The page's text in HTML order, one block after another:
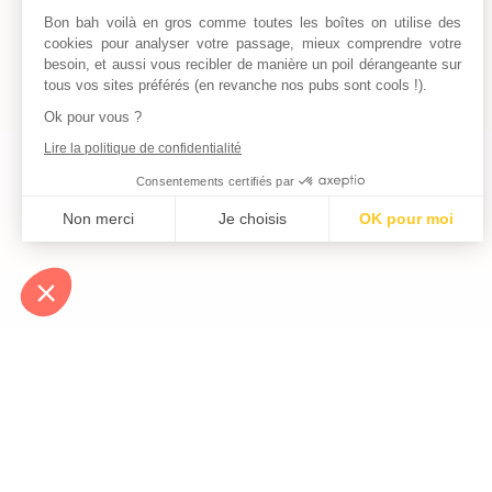
Bon bah voilà en gros comme toutes les boîtes on utilise des
cookies pour analyser votre passage, mieux comprendre votre
besoin, et aussi vous recibler de manière un poil dérangeante sur
tous vos sites préférés (en revanche nos pubs sont cools !).
Ok pour vous ?
Lire la politique de confidentialité
Consentements certifiés par
Non merci Je choisis
OK pour moi
Notre plateforme vous permet d'adapter et de gérer vos